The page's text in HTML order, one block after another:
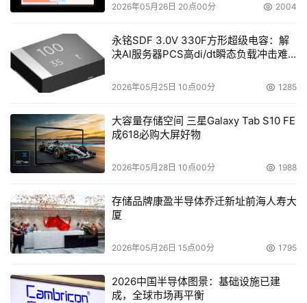
Neocean的WORM方案，如何在医疗、档案馆、金融
机构中进行原始数据的一次性写入保护，以满足国家法
律和行业单位条例对数据保存时限的要求。
Neocean自适应网络存储是华为3Com公司多年技术积
累的结晶，它将成熟的IP技术融入存储，加入了新兴的
CDP、数据复制、VTL、网格等先进技术，以面向应用、面
绕IP融合，通过中间件为应用提供硬件资源服务的行业发展
方向。
2026年05月26日 20点00分 2004
永铭SDF 3.0V 330F方形超级电容：解
决AI服务器PCS高di/dt瞬态负载冲击难
2026年05月25日 10点00分 1285
大容量存储空间 三星Galaxy Tab S10 FE
成618必购大屏好物
2026年05月28日 10点00分 1988
存储品牌康盈半导体乔迁新址前海人寿大
厦
2026年05月26日 15点00分 1795
2026中国半导体图景：基础设施已建
成，全球市场再平衡